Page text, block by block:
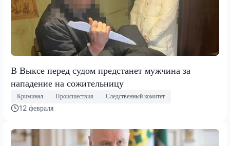
В Выксе перед судом предстанет мужчина за
нападение на сожительницу
Криминал Происшествия Следственный комитет
12 февраля